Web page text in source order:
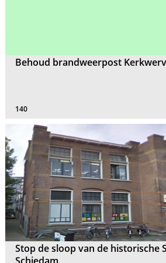
Behoud brandweerpost
140
Stop de sloop van de historische
Schiedam